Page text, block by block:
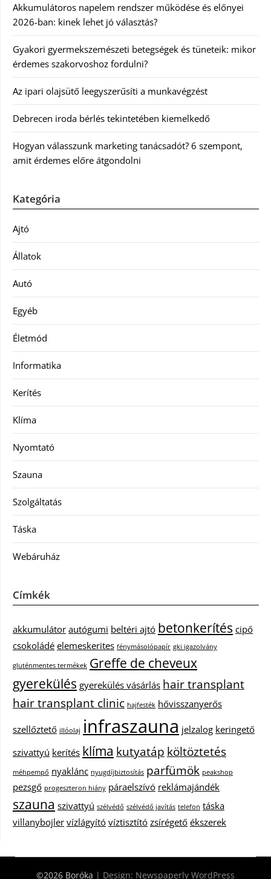
Akkumulátoros napelem rendszer működése és előnyei
2026-ban: kinek lehet jó választás?
Gyakori gyermekszemészeti betegségek és tüneteik: mikor
érdemes szakorvoshoz fordulni?
Az ipari olajsütő leegyszerűsíti a munkavégzést
Debrecen iroda bérlés tekintetében kiemelkedő
Hogyan válasszunk marketing tanácsadót? 6 szempont,
amit érdemes előre átgondolni
Kategória
Ajtó
Állatok
Autó
Egyéb
Életmód
Informatika
Kerítés
Klíma
Nyomtató
Szauna
Szolgáltatás
Táska
Webáruház
Címkék
akkumulátor autógumi beltéri ajtó betonkerítés cipő
csokoládé elemeskerites fénymásolópapír gki igazolvány
gluténmentes termékek Greffe de cheveux
gyerekülés gyerekülés vásárlás hair transplant
hair transplant clinic hajfesték hővisszanyerős
szellőztető illóolaj infraszauna jelzalog keringető
szivattyú kerítés klíma kutyatáp költöztetés
méhpempő nyaklánc nyugdíjbiztosítás parfümök peakshop
pezsgő progeszteron hiány páraelszívó reklámajándék
szauna szivattyú szélvédő szélvédő javítás telefon táska
villanybojler vízlágyító víztisztító zsírégető ékszerek
©2026 Boróka | Design: Newspaperly WordPress